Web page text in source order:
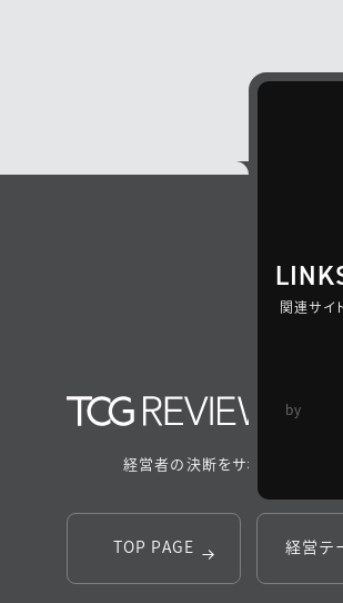
関連サイ
by
経営者の決断をサポートするメデ
TOP PAGE 経営テ